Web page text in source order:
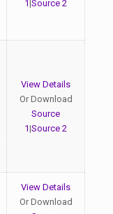
1|Source 2
View Details
Or Download
Source
1|Source 2
View Details
Or Download